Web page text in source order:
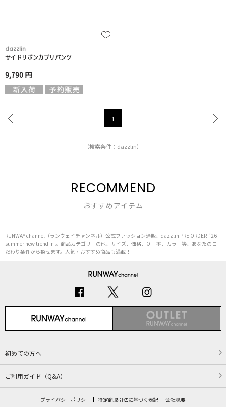
dazzlin
サイドリボンカプリパンツ
9,790 円
1
（検索条件：dazzlin）
RECOMMEND
おすすめアイテム
RUNWAY channel（ランウェイチャンネル）公式ファッション通販、dazzlin PRE ORDER -’26
summer new trend in-。商品カテゴリーの他、サイズ、価格、OFF率、カラー等、あなたのこ
だわり条件から探せます。人気・おすすめ商品も満載！
初めての方へ
ご利用ガイド（Q&A）
プライバシーポリシー 特定商取引法に基づく表記 会社概要